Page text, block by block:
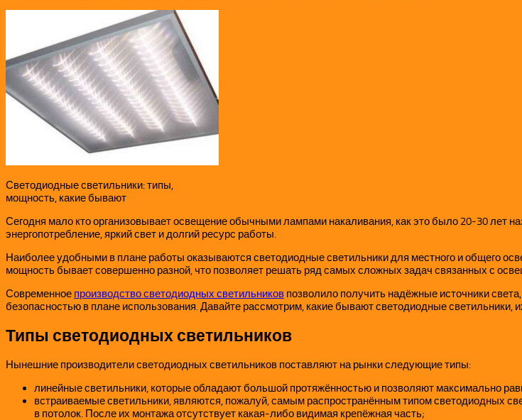
Светодиодные светильники: типы,
мощность, какие бывают
Сегодня мало кто организовывает освещение обычными лампами накаливания, как это было 20-30 лет
энергопотребление, яркий свет и долгий ресурс работы.
Наиболее удобными в плане работы оказываются светодиодные светильники для местного и общего
мощность бывает совершенно разной, что позволяет решать ряд самых сложных задач связанных с
Современное производство светодиодных светильников позволило получить надёжные источники
безопасностью в плане использования. Давайте рассмотрим, какие бывают светодиодные светильники,
Типы светодиодных светильников
Нынешние производители светодиодных светильников поставляют на рынки следующие типы:
линейные светильники, которые обладают большой протяжённостью и позволяют максимально
встраиваемые светильники, являются, пожалуй, самым распространённым типом светодиодных
в потолок. После их монтажа отсутствует какая-либо видимая крепёжная часть;